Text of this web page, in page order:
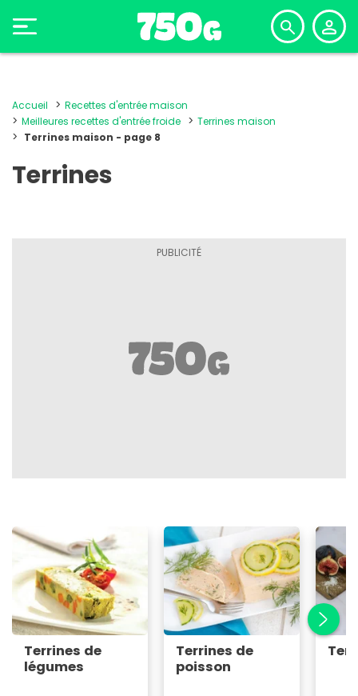
Accueil
Recettes d'entrée maison
Meilleures recettes d'entrée froide
Terrines maison
Terrines maison - page 8
Terrines
Terrines de
légumes
Terrines de
poisson